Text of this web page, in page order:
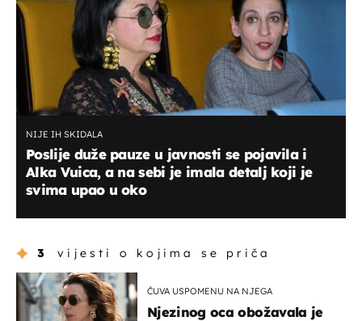
NIJE IH SKIDALA
Poslije duže pauze u javnosti se pojavila i
Alka Vuica, a na sebi je imala detalj koji je
svima upao u oko
3 vijesti o kojima se priča
ČUVA USPOMENU NA NJEGA
Njezinog oca obožavala je